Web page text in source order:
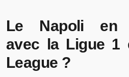
Le Napoli en
avec la Ligue 1
League ?